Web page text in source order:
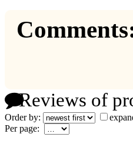
Reviews of
Order by:
Per page: